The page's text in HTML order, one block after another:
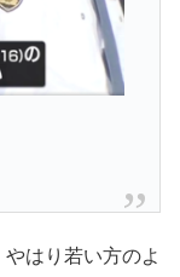
はり若い方のよ